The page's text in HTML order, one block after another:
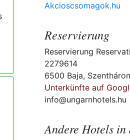
Akcioscsomagok.hu
Reservierung
Reservierung
2279614
6500 Baja,
Unterkünfte auf
info@ungarnhotels.hu
Andere Hotels in